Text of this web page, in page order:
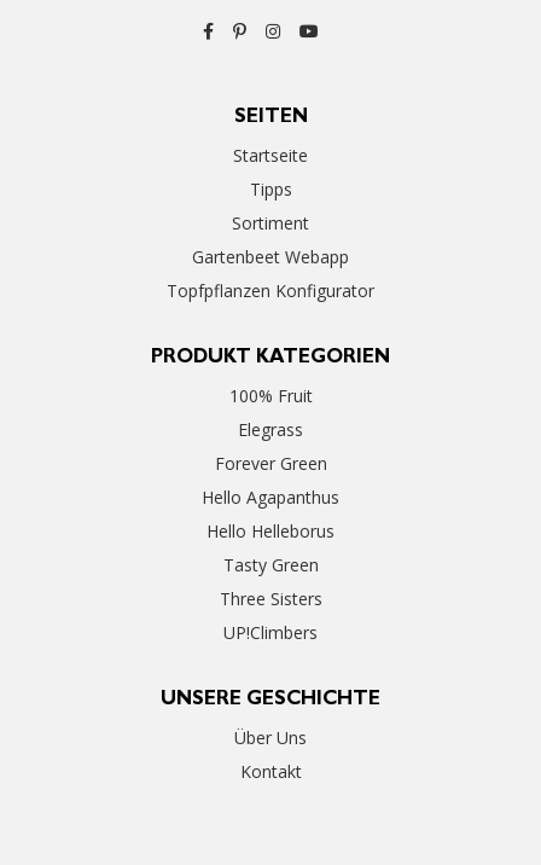
SEITEN
Startseite
Tipps
Sortiment
Gartenbeet Webapp
Topfpflanzen Konfigurator
PRODUKT KATEGORIEN
100% Fruit
Elegrass
Forever Green
Hello Agapanthus
Hello Helleborus
Tasty Green
Three Sisters
UP!Climbers
UNSERE GESCHICHTE
Über Uns
Kontakt